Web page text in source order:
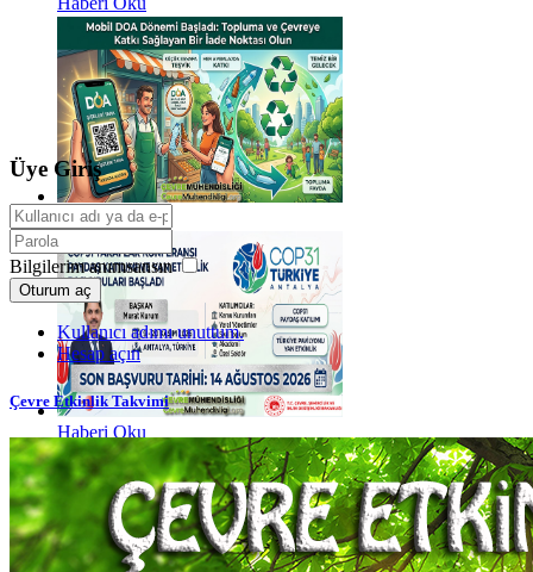
Haberi Oku
Haberi Oku
Üye Giriş
Bilgilerim anımsansın
Oturum aç
Kullanıcı adımı unuttum.
Hesap açın
Çevre Etkinlik Takvimi